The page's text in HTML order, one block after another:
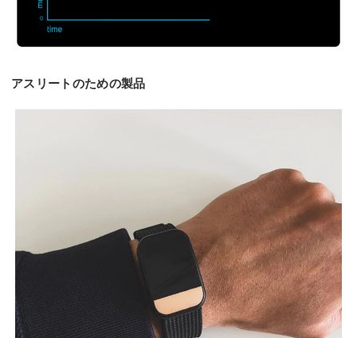
アスリートのための製品